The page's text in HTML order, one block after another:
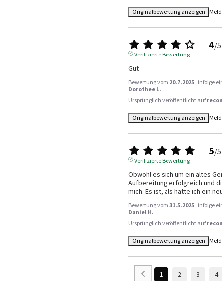
Originalbewertung anzeigen
4/5
Verifizierte Bewertung
Gut
Bewertung vom 20.7.2025 , infolge
Dorothee L.
Ursprünglich veröffentlicht auf
Originalbewertung anzeigen
5/5
Verifizierte Bewertung
Obwohl es sich um ein altes
Aufbereitung erfolgreich und
mich. Es ist, als hätte ich ein
Bewertung vom 31.5.2025 , infolge
Daniel H.
Ursprünglich veröffentlicht auf
Originalbewertung anzeigen
1 2 3 4